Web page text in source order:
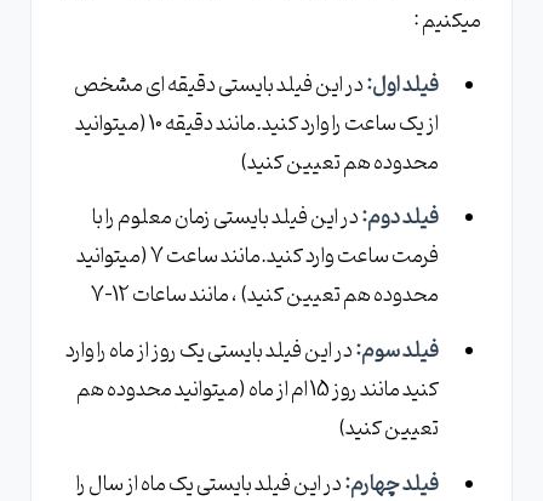
میکنیم :
فیلد اول:در این فیلد بایستی دقیقه ای مشخص
از یک ساعت را وارد کنید.مانند دقیقه 10 (میتوانید
محدوده هم تعیین کنید)
فیلد دوم:در این فیلد بایستی زمان معلوم را با
فرمت ساعت وارد کنید.مانند ساعت 7 (میتوانید
محدوده هم تعیین کنید) ، مانند ساعات 12-7
فیلد سوم:در این فیلد بایستی یک روز از ماه را وارد
کنید مانند روز 15 ام از ماه (میتوانید محدوده هم
تعیین کنید)
فیلد چهارم:در این فیلد بایستی یک ماه از سال را